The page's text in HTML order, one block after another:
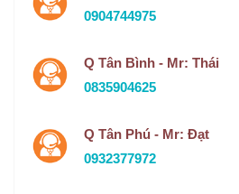
0904744975
Q Tân Bình - Mr: Thái
0835904625
Q Tân Phú - Mr: Đạt
0932377972